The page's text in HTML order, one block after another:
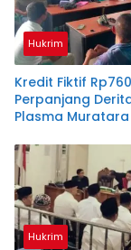
Hukrim
Kredit Fiktif Rp760
Perpanjang
Plasma Muratara
Hukrim